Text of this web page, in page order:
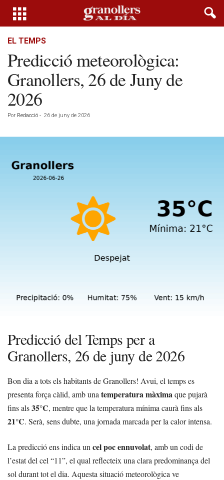
EL TEMPS
Predicció meteorològica:
Granollers, 26 de Juny de
2026
Por Redacció - 26 de juny de 2026
Predicció del Temps per a
Granollers, 26 de juny de 2026
Bon dia a tots els habitants de Granollers! Avui, el temps es
presenta força càlid, amb unatemperatura màximaque pujarà
fins als35°C, mentre que la temperatura mínima caurà fins als
21°C. Serà, sens dubte, una jornada marcada per la calor intensa.
La predicció ens indica uncel poc ennuvolat, amb un codi de
l’estat del cel “11”, el qual reflecteix una clara predominança del
sol durant tot el dia. Aquesta situació meteorològica ve